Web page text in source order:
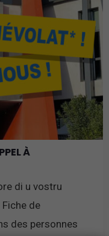
À
di u vostru
de
des personnes